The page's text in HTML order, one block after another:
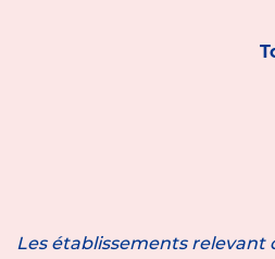
Les établissements